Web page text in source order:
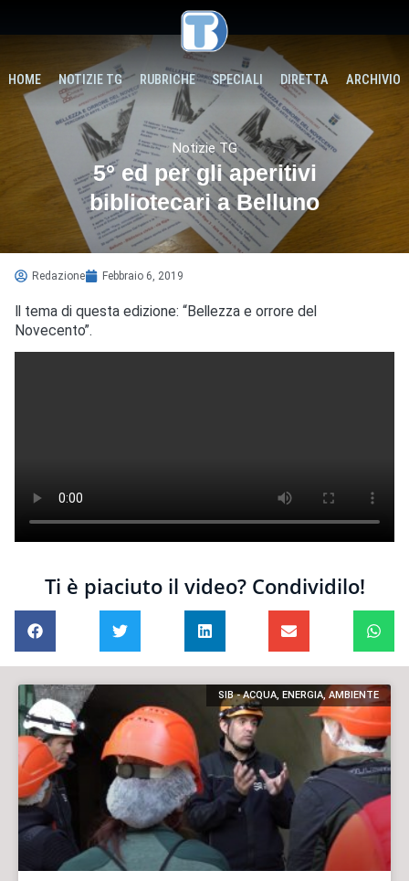
HOME NOTIZIE TG RUBRICHE SPECIALI DIRETTA ARCHIVIO
Notizie TG
5° ed per gli aperitivi
bibliotecari a Belluno
Redazione Febbraio 6, 2019
Il tema di questa edizione: “Bellezza e orrore del
Novecento”.
Ti è piaciuto il video? Condividilo!
SIB - ACQUA, ENERGIA, AMBIENTE